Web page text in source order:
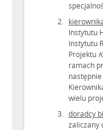
Instytutu
Instytutu
Projektu
ramach
wielu
doradcy
zaliczany